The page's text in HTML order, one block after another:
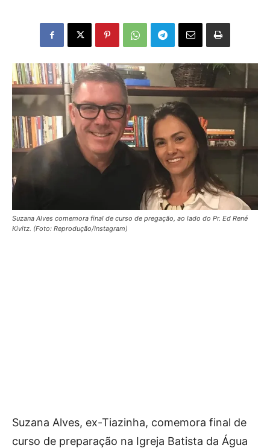
Suzana Alves comemora final de curso de pregação, ao lado do Pr. Ed René
Kivitz. (Foto: Reprodução/Instagram)
Suzana Alves, ex-Tiazinha, comemora final de
curso de preparação na Igreja Batista da Água